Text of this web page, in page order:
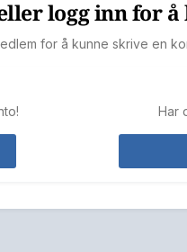
logg inn for
for å kunne skrive en
Har